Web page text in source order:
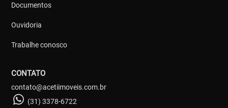
Documentos
Ouvidoria
Trabalhe conosco
CONTATO
contato@acetiimoveis.com.br
(31) 3378-6722